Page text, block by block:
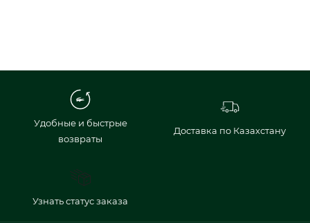
Удобные и быстрые
возвраты
Доставка по Казахстану
Узнать статус заказа